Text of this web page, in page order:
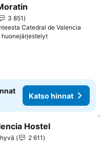
3 851
Catedral de Valencia
Katso hinnat
Katso hinnat
suosikkeihin
Hostel
2 611